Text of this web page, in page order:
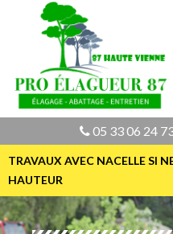
05 33 06 24
TRAVAUX AVEC NACELLE SI
HAUTEUR